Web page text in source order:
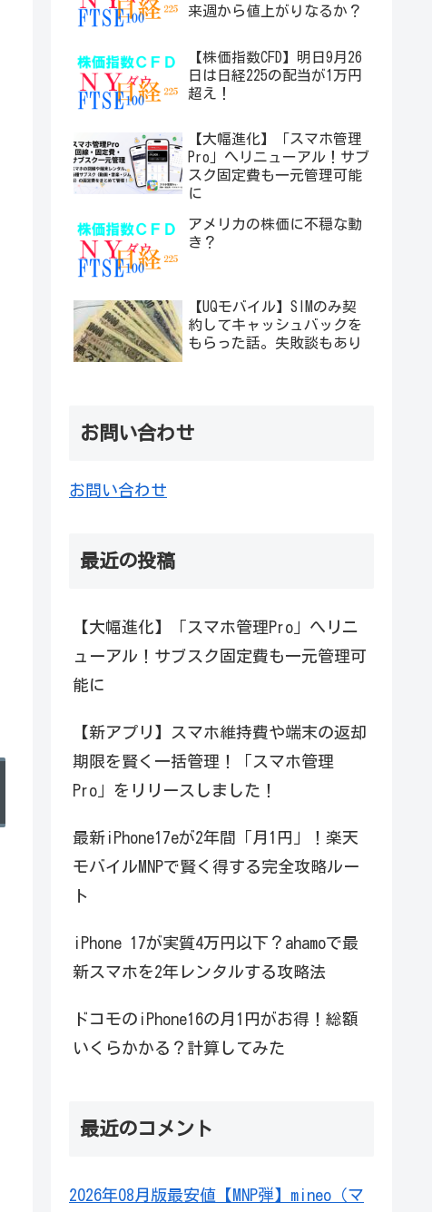
来週から値上がりなるか？
【株価指数CFD】明日9月26
日は日経225の配当が1万円
超え！
【大幅進化】「スマホ管理
Pro」へリニューアル！サブ
スク固定費も一元管理可能
に
アメリカの株価に不穏な動
き？
【UQモバイル】SIMのみ契
約してキャッシュバックを
もらった話。失敗談もあり
お問い合わせ
お問い合わせ
最近の投稿
【大幅進化】「スマホ管理Pro」へリニ
ューアル！サブスク固定費も一元管理可
能に
【新アプリ】スマホ維持費や端末の返却
期限を賢く一括管理！「スマホ管理
Pro」をリリースしました！
最新iPhone17eが2年間「月1円」！楽天
モバイルMNPで賢く得する完全攻略ルー
ト
iPhone 17が実質4万円以下？ahamoで最
新スマホを2年レンタルする攻略法
ドコモのiPhone16の月1円がお得！総額
いくらかかる？計算してみた
最近のコメント
2026年08月版最安値【MNP弾】mineo（マ